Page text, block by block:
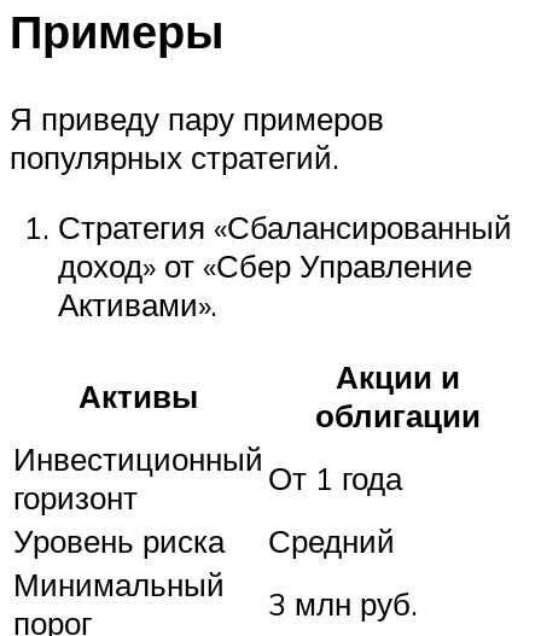
Примеры
Я приведу пару примеров
популярных стратегий.
Стратегия «Сбалансированный
доход» от «Сбер Управление
Активами».
Активы
Акции и
облигации
Инвестиционный
горизонт
От 1 года
Уровень риска
Средний
Минимальный
порог
3 млн руб.